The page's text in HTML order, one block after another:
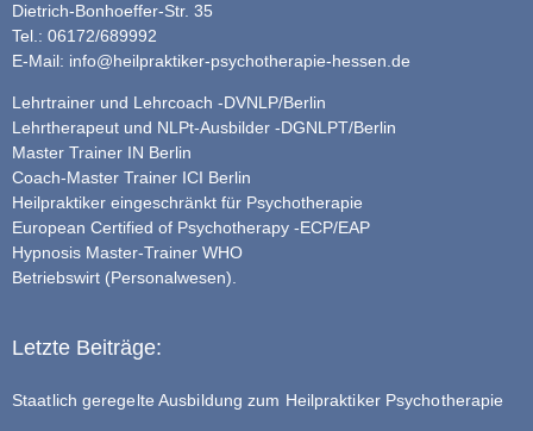
Dietrich-Bonhoeffer-Str. 35
Tel.: 06172/689992
E-Mail: info@heilpraktiker-psychotherapie-hessen.de
Lehrtrainer und Lehrcoach -DVNLP/Berlin
Lehrtherapeut und NLPt-Ausbilder -DGNLPT/Berlin
Master Trainer IN Berlin
Coach-Master Trainer ICI Berlin
Heilpraktiker eingeschränkt für Psychotherapie
European Certified of Psychotherapy -ECP/EAP
Hypnosis Master-Trainer WHO
Betriebswirt (Personalwesen).
Letzte Beiträge:
Staatlich geregelte Ausbildung zum Heilpraktiker Psychotherapie